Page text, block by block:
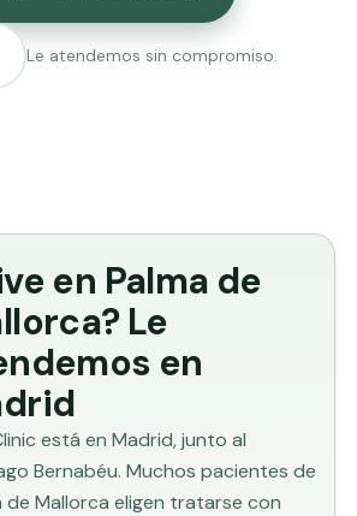
Le atendemos sin compromiso.
en Palma de
Le
en
está en Madrid, junto al
Bernabéu. Muchos pacientes de
de Mallorca eligen tratarse con